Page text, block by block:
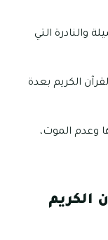
والنادرة التي
الكريم بعدة
وعدم الموت،
الكريم